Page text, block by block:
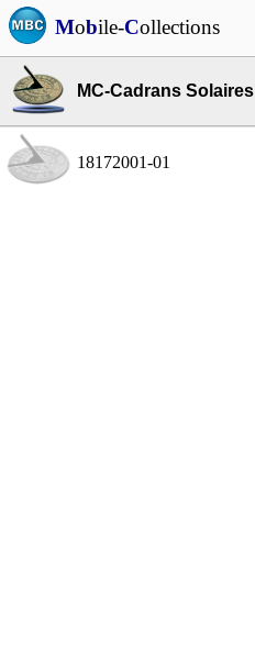
Mobile-Collections
MC-Cadrans Solaires
18172001-01